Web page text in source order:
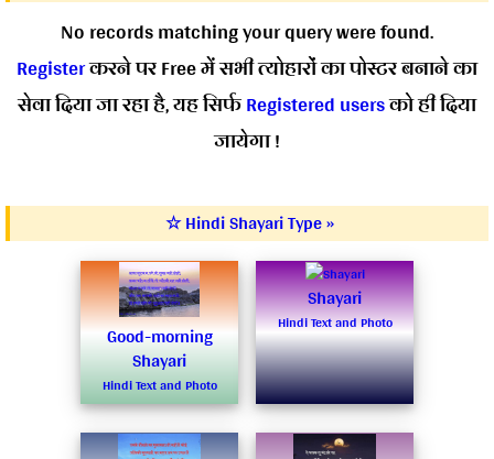
No records matching your query were found.
Registerकरने पर Free में सभी त्योहारों का पोस्टर बनाने का
सेवा दिया जा रहा है, यह सिर्फRegistered usersको ही दिया
जायेगा !
☆ Hindi Shayari Type »
Good-morning
Shayari
Hindi Text and Photo
Shayari
Hindi Text and Photo